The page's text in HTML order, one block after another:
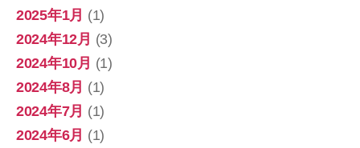
2025年1月 (1)
2024年12月 (3)
2024年10月 (1)
2024年8月 (1)
2024年7月 (1)
2024年6月 (1)